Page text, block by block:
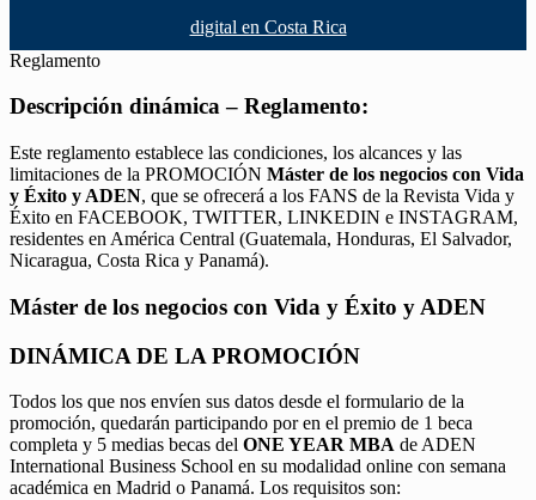
digital en Costa Rica
Reglamento
Descripción dinámica – Reglamento:
Este reglamento establece las condiciones, los alcances y las
limitaciones de la PROMOCIÓN Máster de los negocios con Vida
y Éxito y ADEN, que se ofrecerá a los FANS de la Revista Vida y
Éxito en FACEBOOK, TWITTER, LINKEDIN e INSTAGRAM,
residentes en América Central (Guatemala, Honduras, El Salvador,
Nicaragua, Costa Rica y Panamá).
Máster de los negocios con Vida y Éxito y ADEN
DINÁMICA DE LA PROMOCIÓN
Todos los que nos envíen sus datos desde el formulario de la
promoción, quedarán participando por en el premio de 1 beca
completa y 5 medias becas del ONE YEAR MBA de ADEN
International Business School en su modalidad online con semana
académica en Madrid o Panamá. Los requisitos son: